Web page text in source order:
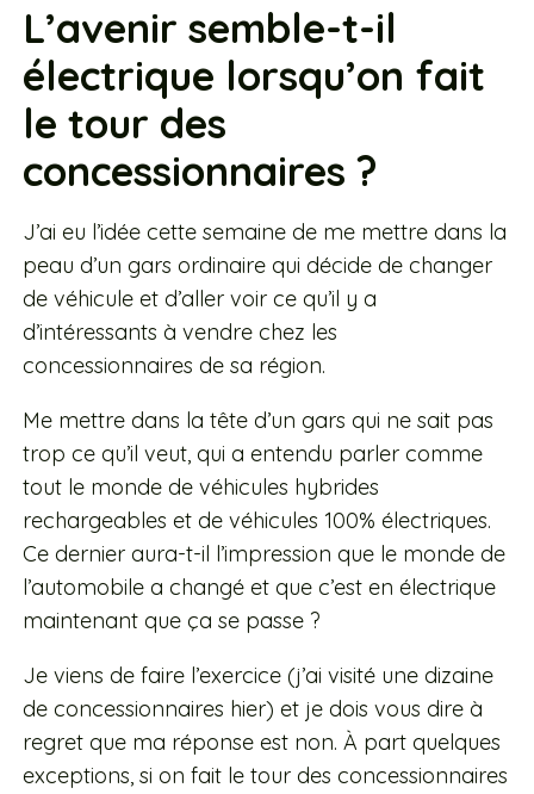
L’avenir semble-t-il
électrique lorsqu’on fait
le tour des
concessionnaires ?
J’ai eu l’idée cette semaine de me mettre dans la
peau d’un gars ordinaire qui décide de changer
de véhicule et d’aller voir ce qu’il y a
d’intéressants à vendre chez les
concessionnaires de sa région.
Me mettre dans la tête d’un gars qui ne sait pas
trop ce qu’il veut, qui a entendu parler comme
tout le monde de véhicules hybrides
rechargeables et de véhicules 100% électriques.
Ce dernier aura-t-il l’impression que le monde de
l’automobile a changé et que c’est en électrique
maintenant que ça se passe ?
Je viens de faire l’exercice (j’ai visité une dizaine
de concessionnaires hier) et je dois vous dire à
regret que ma réponse est non. À part quelques
exceptions, si on fait le tour des concessionnaires